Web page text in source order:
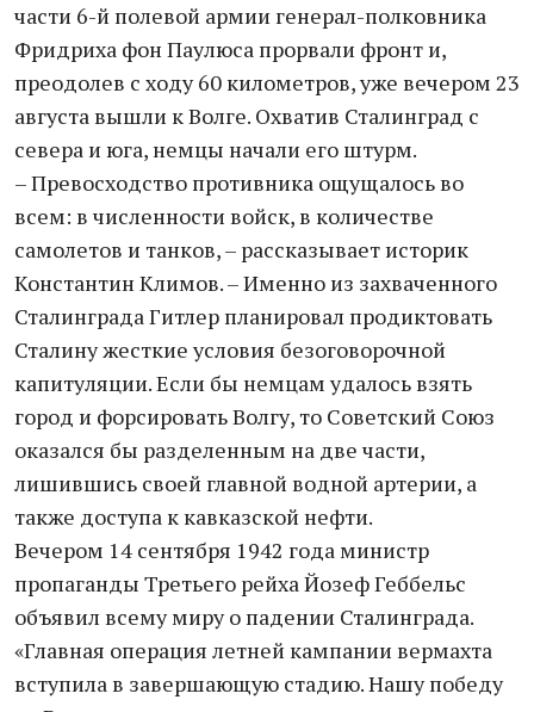
части 6-й полевой армии генерал-полковника
Фридриха фон Паулюса прорвали фронт и,
преодолев с ходу 60 километров, уже вечером 23
августа вышли к Волге. Охватив Сталинград с
севера и юга, немцы начали его штурм.
– Превосходство противника ощущалось во
всем: в численности войск, в количестве
самолетов и танков, – рассказывает историк
Константин Климов. – Именно из захваченного
Сталинграда Гитлер планировал продиктовать
Сталину жесткие условия безоговорочной
капитуляции. Если бы немцам удалось взять
город и форсировать Волгу, то Советский Союз
оказался бы разделенным на две части,
лишившись своей главной водной артерии, а
также доступа к кавказской нефти.
Вечером 14 сентября 1942 года министр
пропаганды Третьего рейха Йозеф Геббельс
объявил всему миру о падении Сталинграда.
«Главная операция летней кампании вермахта
вступила в завершающую стадию. Нашу победу